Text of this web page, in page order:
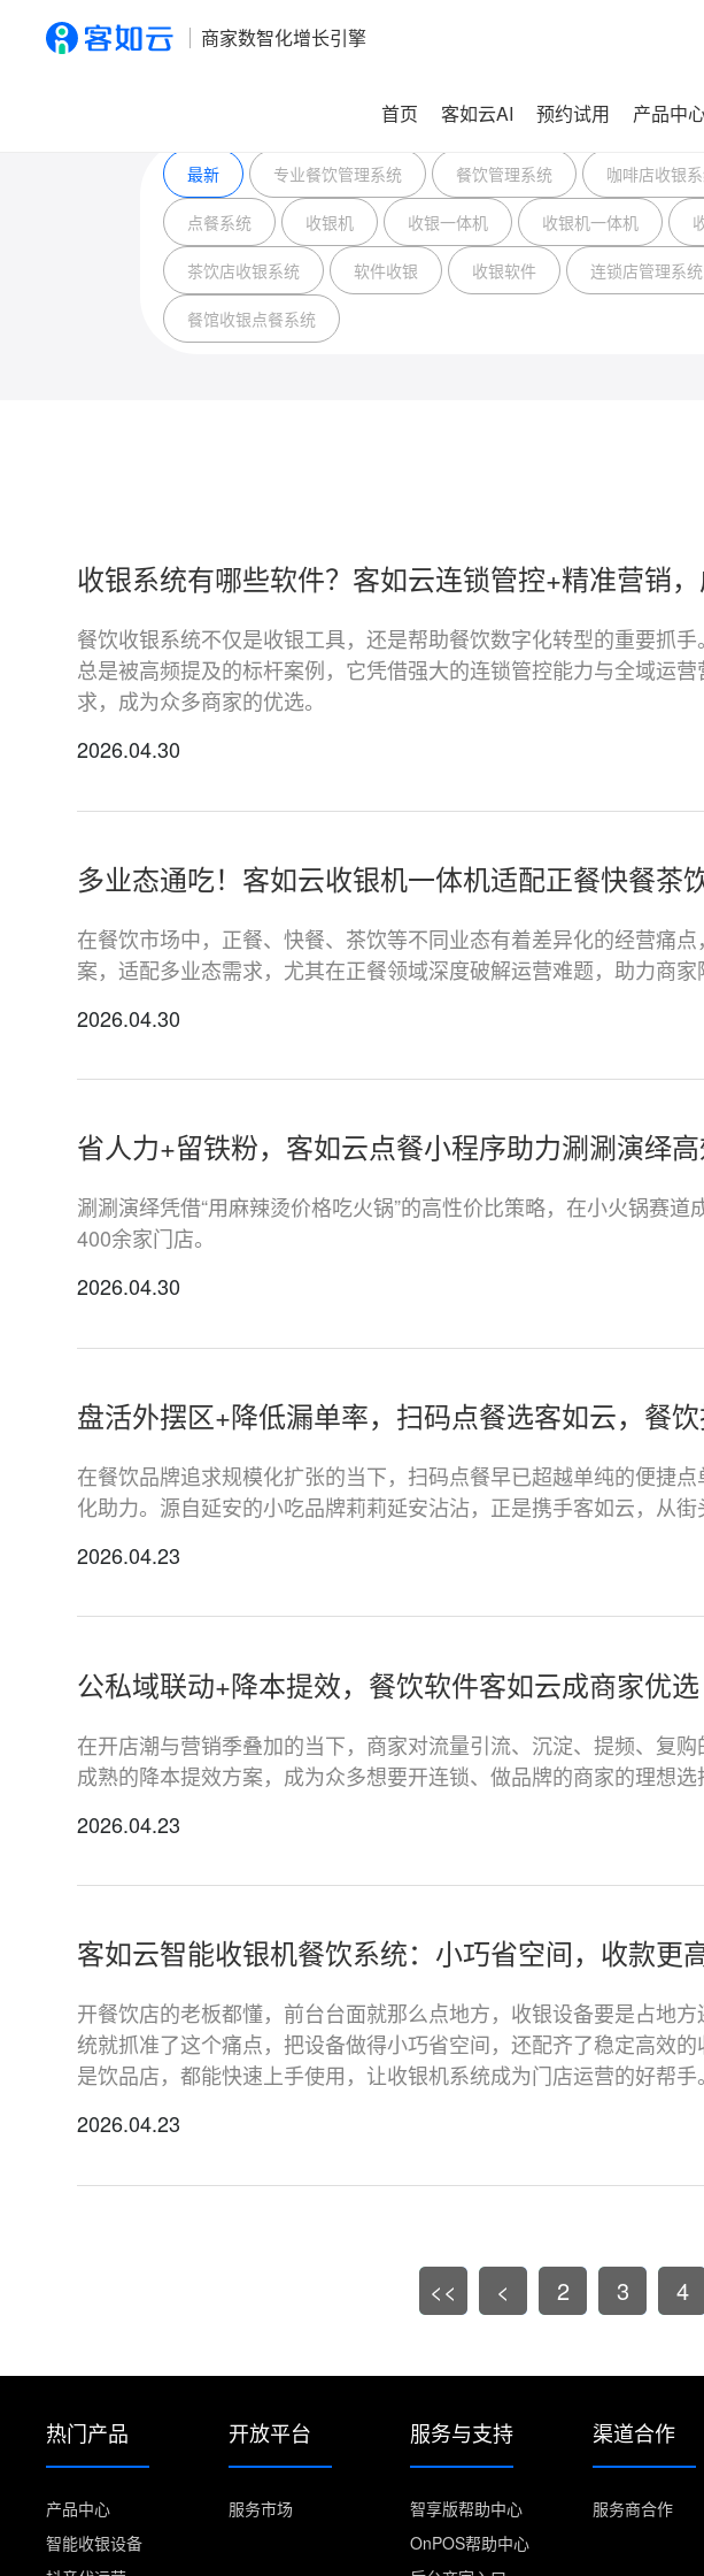
商家数智化增长引擎
首页 客如云AI 预约试用 产品中
最新 专业餐饮管理系统 餐饮管理系统 咖啡店收银
点餐系统 收银机 收银一体机 收银机一体机
茶饮店收银系统 软件收银 收银软件 连锁店管理系统
餐馆收银点餐系统
收银系统有哪些软件？客如云连锁管控+精准营销
餐饮收银系统不仅是收银工具，还是帮助餐饮数字化转型的重要抓
总是被高频提及的标杆案例，它凭借强大的连锁管控能力与全域运
求，成为众多商家的优选。
2026.04.30
多业态通吃！客如云收银机一体机适配正餐快餐茶
在餐饮市场中，正餐、快餐、茶饮等不同业态有着差异化的经营痛
案，适配多业态需求，尤其在正餐领域深度破解运营难题，助力商家
2026.04.30
省人力+留铁粉，客如云点餐小程序助力涮涮演绎
涮涮演绎凭借“用麻辣烫价格吃火锅”的高性价比策略，在小火锅赛
400余家门店。
2026.04.30
盘活外摆区+降低漏单率，扫码点餐选客如云，餐
在餐饮品牌追求规模化扩张的当下，扫码点餐早已超越单纯的便捷
化助力。源自延安的小吃品牌莉莉延安沾沾，正是携手客如云，从
2026.04.23
公私域联动+降本提效，餐饮软件客如云成商家优选
在开店潮与营销季叠加的当下，商家对流量引流、沉淀、提频、复
成熟的降本提效方案，成为众多想要开连锁、做品牌的商家的理想选
2026.04.23
客如云智能收银机餐饮系统：小巧省空间，收款更
开餐饮店的老板都懂，前台台面就那么点地方，收银设备要是占地
统就抓准了这个痛点，把设备做得小巧省空间，还配齐了稳定高效
是饮品店，都能快速上手使用，让收银机系统成为门店运营的好帮手。
2026.04.23
<< < 2 3 4
热门产品
产品中心
智能收银设备
开放平台
服务市场
服务与支持
智享版帮助中心
OnPOS帮助中心
渠道合作
服务商合作
*联系方式
+86
*我的姓名
附加留言